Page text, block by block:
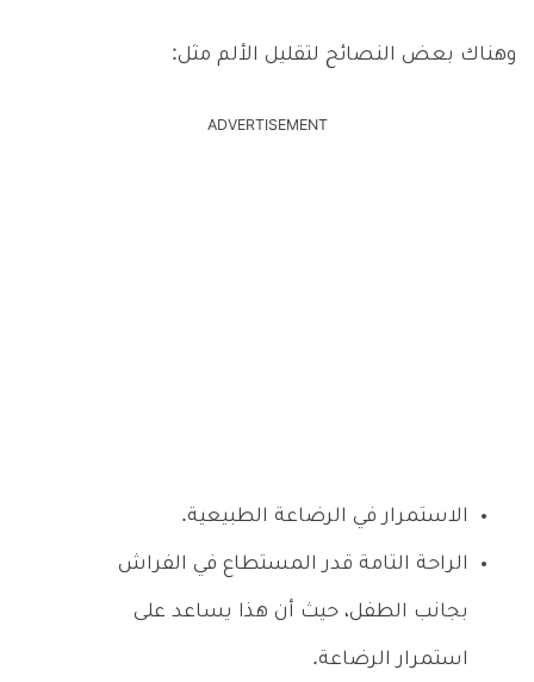
وهناك بعض النصائح لتقليل الألم مثل:
ADVERTISEMENT
الاستمرار في الرضاعة الطبيعية.
الراحة التامة قدر المستطاع في الفراش
بجانب الطفل، حيث أن هذا يساعد على
استمرار الرضاعة.